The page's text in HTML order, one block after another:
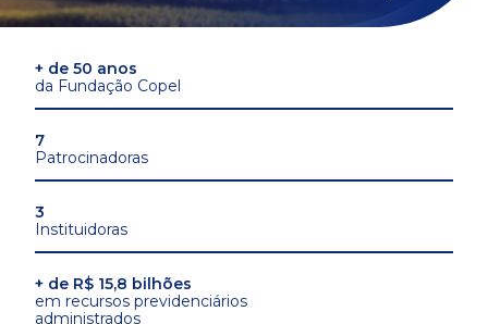
+ de 50 anos
da Fundação Copel
7
Patrocinadoras
3
Instituidoras
+ de R$ 15,8 bilhões
em recursos previdenciários
administrados